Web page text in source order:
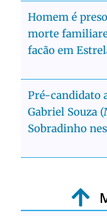
Homem é
morte
facão em
Pré-candidato
Gabriel Souza
Sobradinho